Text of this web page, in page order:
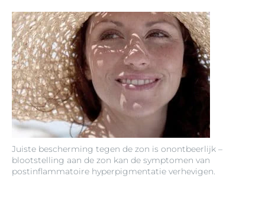
Juiste bescherming tegen de zon is onontbeerlijk –
blootstelling aan de zon kan de symptomen van
postinflammatoire hyperpigmentatie verhevigen.